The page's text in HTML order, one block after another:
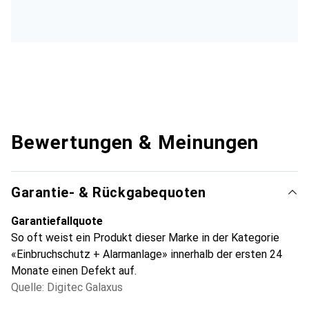
Bewertungen & Meinungen
Garantie- & Rückgabequoten
Garantiefallquote
So oft weist ein Produkt dieser Marke in der Kategorie
«Einbruchschutz + Alarmanlage» innerhalb der ersten 24
Monate einen Defekt auf.
Quelle: Digitec Galaxus